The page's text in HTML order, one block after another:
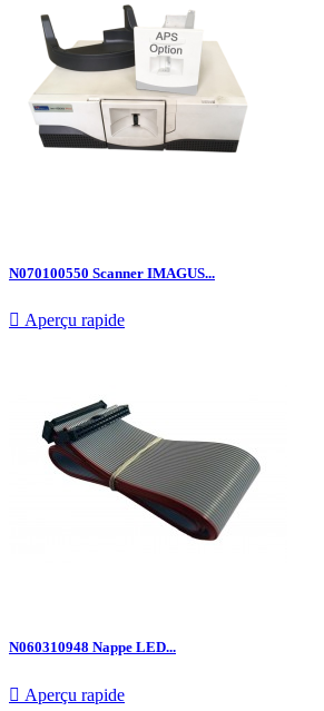
N070100550 Scanner IMAGUS...
 Aperçu rapide
N060310948 Nappe LED...
 Aperçu rapide